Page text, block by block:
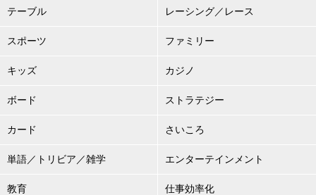
テーブル レーシング／レース
スポーツ ファミリー
キッズ カジノ
ボード ストラテジー
カード さいころ
単語／トリビア／雑学 エンターテインメント
教育 仕事効率化